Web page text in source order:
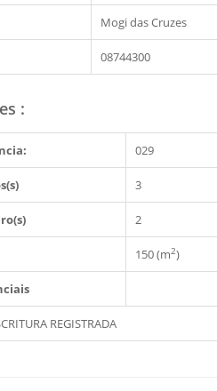
Mogi das Cruzes
08744300
:
029
3
2
150 (m2)
REGISTRADA